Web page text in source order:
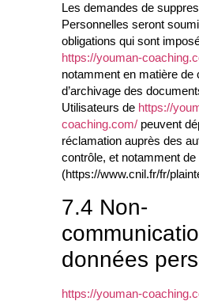
Les demandes de
Personnelles seront
obligations qui sont
https://youman-
notamment en matière de
d’archivage des
Utilisateurs de https://
coaching.com/ peuvent
réclamation auprès des
contrôle, et notamment de
(https://www.cnil.fr/fr/
7.4 Non-
données
https://youman-